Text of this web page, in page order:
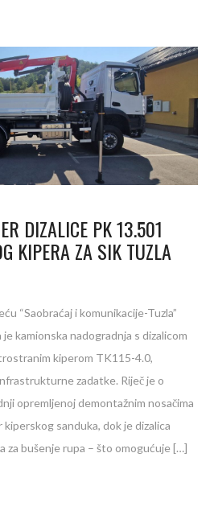
DIZALICE PK 13.501
KIPERA ZA SIK TUZLA
“Saobraćaj i komunikacije-Tuzla”
kamionska nadogradnja s dizalicom
kiperom TK115-4.0,
zadatke. Riječ je o
opremljenoj demontažnim nosačima
sanduka, dok je dizalica
za bušenje rupa – što omogućuje […]